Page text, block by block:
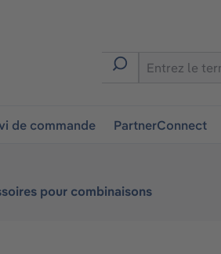
de commande PartnerConnect
pour combinaisons